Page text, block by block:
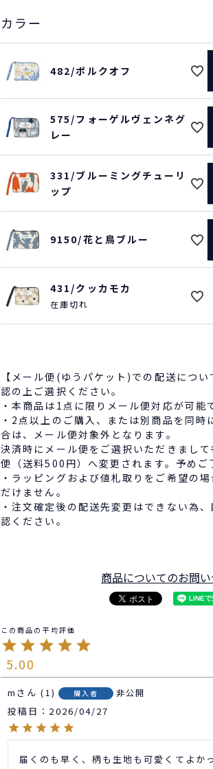
カラー
482/ポルクオフ
575/フォーゲルヴェンネグ
レー
331/ブルーミングチューリ
ップ
9150/花と鳥ブルー
431/クッカモカ
在庫切れ
【メール便(ゆうパケット)での配送につ
認の上ご選択ください。
・本商品は1点に限りメール便対応が可能
・2点以上のご購入、または別商品を同時
合は、メール便対象外となります。
決済時にメール便をご選択いただきまし
便（送料500円）へ変更されます。予めご
・ラッピングおよび値札取りをご希望の
だけません。
・注文確定後の配送先変更はできない為
認ください。
商品についてのお問
5.00
m 1 購入者 非公開
投稿日 2026/04/27
届くのも早く、柄も生地も可愛くてよか